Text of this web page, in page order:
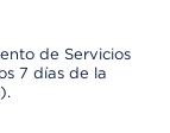
de Servicios
7 días de la